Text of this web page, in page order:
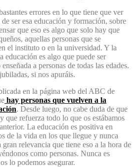
errores en lo que tiene que ver
ser esa educación y formación, sobre
que eso es algo que solo hay que
aquellas personas que se
el instituto o en la universidad. Y la
educación es algo que puede ser
a personas de todas las edades.
si nos apuráis.
en la página web del ABC de
hay personas que vuelven a la
. Desde luego, no cabe duda de que
que refuerza todo lo que os estábamos
La educación es positiva en
de la vida en los que llegue y nunca
relevancia que tiene eso a la hora de
como personas. Nunca es
lo podemos asegurar.